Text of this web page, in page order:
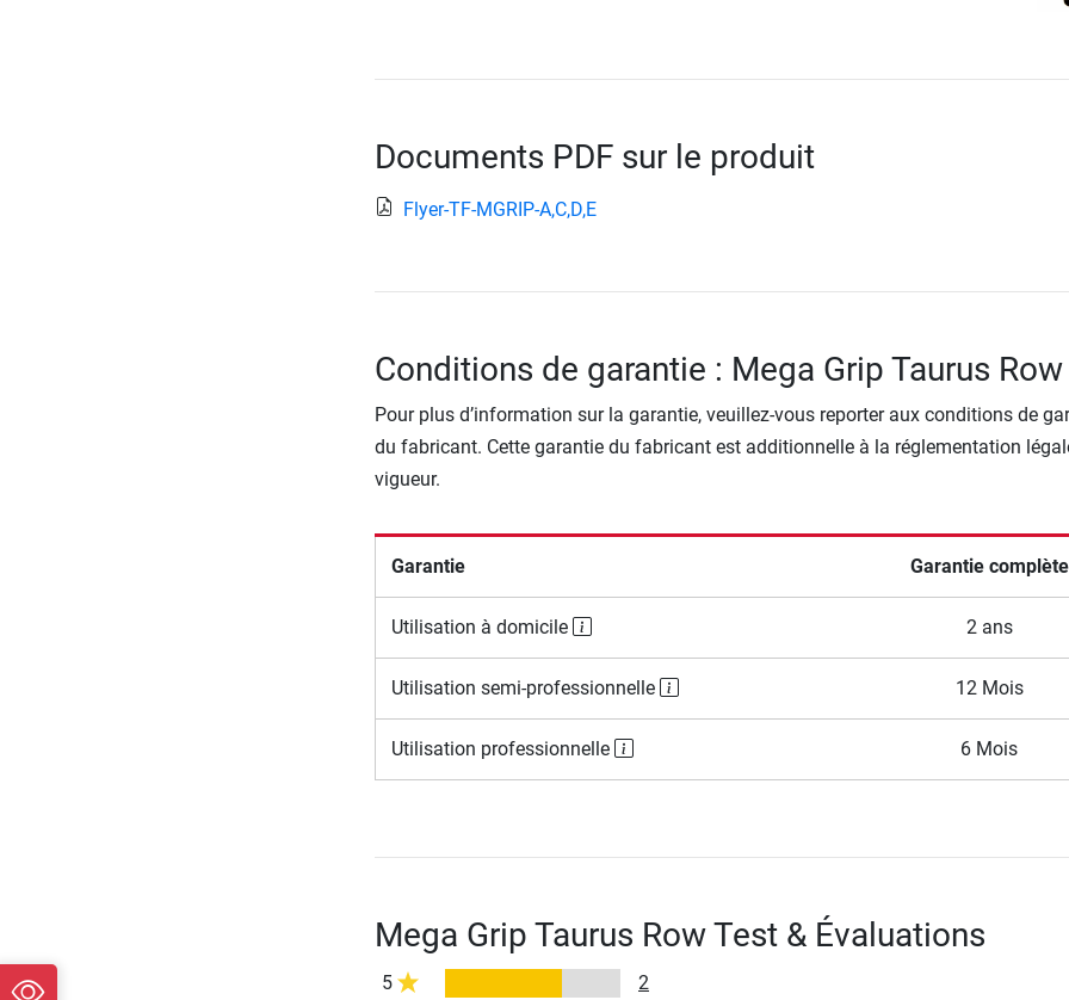
Documents PDF sur le produit
Flyer-TF-MGRIP-A,C,D,E
Conditions de garantie : Mega Grip Taurus Row
Pour plus d’information sur la garantie, veuillez-vous reporter aux conditions de
du fabricant. Cette garantie du fabricant est additionnelle à la réglementation
vigueur.
Garantie Garantie complète
Utilisation à domicile 2 ans
Utilisation semi-professionnelle 12 Mois
Utilisation professionnelle 6 Mois
Mega Grip Taurus Row Test & Évaluations
5
2